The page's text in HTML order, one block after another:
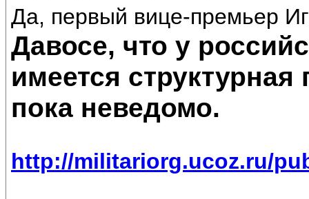
Да, первый вице-премьер
Давосе, что у
имеется
пока неведомо.
http://militariorg.ucoz.ru/